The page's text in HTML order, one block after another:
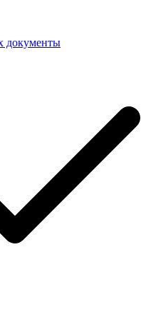
документы